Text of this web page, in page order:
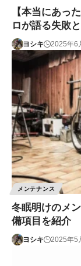
【本当にあっ
ロが語る失敗
ヨシキ 2025年6
メンテナンス
冬眠明けのメ
備項目を紹介
ヨシキ 2025年5